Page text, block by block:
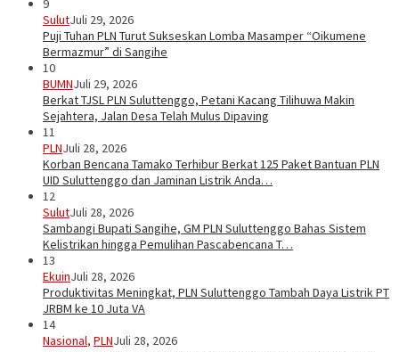
9
SulutJuli 29, 2026
Puji Tuhan PLN Turut Sukseskan Lomba Masamper “Oikumene
Bermazmur” di Sangihe
10
BUMNJuli 29, 2026
Berkat TJSL PLN Suluttenggo, Petani Kacang Tilihuwa Makin
Sejahtera, Jalan Desa Telah Mulus Dipaving
11
PLNJuli 28, 2026
Korban Bencana Tamako Terhibur Berkat 125 Paket Bantuan PLN
UID Suluttenggo dan Jaminan Listrik Anda…
12
SulutJuli 28, 2026
Sambangi Bupati Sangihe, GM PLN Suluttenggo Bahas Sistem
Kelistrikan hingga Pemulihan Pascabencana T…
13
EkuinJuli 28, 2026
Produktivitas Meningkat, PLN Suluttenggo Tambah Daya Listrik PT
JRBM ke 10 Juta VA
14
Nasional, PLNJuli 28, 2026